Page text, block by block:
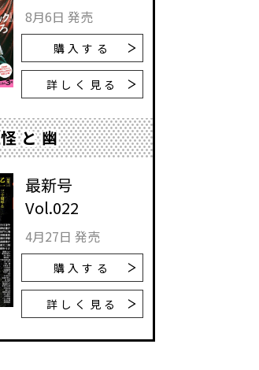
8月6日 発売
購入する
詳しく見る
怪と幽
最新号
Vol.022
4月27日 発売
購入する
詳しく見る